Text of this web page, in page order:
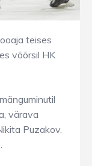
teises
võõrsil HK
värava
Puzakov.